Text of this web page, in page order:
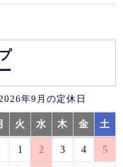
年9月の定休日
火 水 木 金 土
1 2 3 4 5